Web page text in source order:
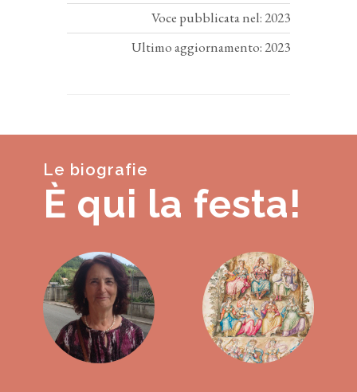
Voce pubblicata nel: 2023
Ultimo aggiornamento: 2023
Le biografie
È qui la festa!